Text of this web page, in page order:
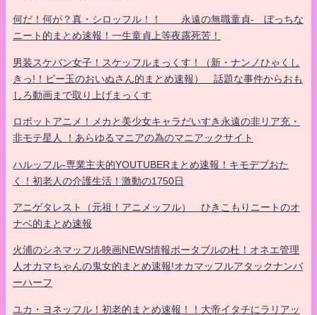
何だ！何が？真・シロッフル！！ 永遠の無職童貞- ぼっちな
ニート的まとめ速報！一生童貞上等夜露死苦！
男装スケバン女子！スケッフルまっくす！（新・ナンノひゃくし
きっ!！ビー玉のおいぬさん的まとめ速報） 話題な事件からおも
しろ動画まで取り上げまっくす
ロボットアニメ！メカと美少女キャラだいすき永遠の非リア充・
非モテ星人 ！あらゆるマニアの為のマニアックサイト
ハルッフル-専業主夫的YOUTUBERまとめ速報！キモデブおた
く！初老人の介護生活！激動の1750日
アニゲタレスト（元祖！アニメッフル） ひきこもりニートのオ
ナベ的まとめ速報
火浦のシネマッフル映画NEWS情報ポータブルの杜！オネエ管理
人オカマちゃんの鬼女的まとめ速報!オカマッフルアタックナンバ
ーハーフ
ユカ・ヨネッフル！初老的まとめ速報！！大帝イタチにラリアッ